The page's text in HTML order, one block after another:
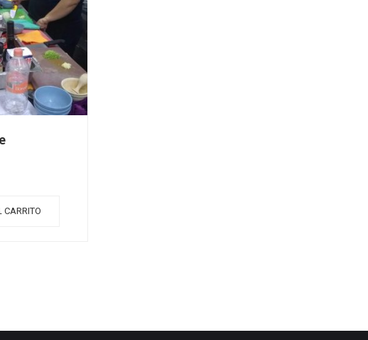
CARRITO